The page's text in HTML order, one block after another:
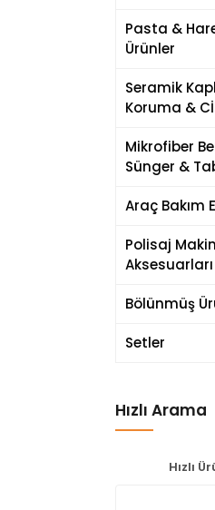
Pasta &
Ürünler
Seramik
Koruma &
Mikrofiber
Sünger &
Araç Bakım
Polisaj
Aksesuarları
Bölünmüş
Setler
Hızlı Arama
Hızlı